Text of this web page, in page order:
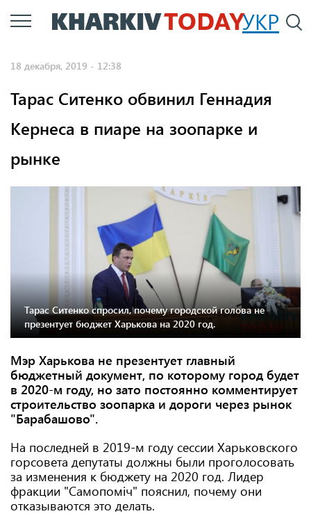
Перейти
к
УКР
18 декабря, 2019 - 12:38
Тарас Ситенко обвинил Геннадия
Кернеса в пиаре на зоопарке и
рынке
Тарас Ситенко спросил, почему городской голова не
презентует бюджет Харькова на 2020 год.
Мэр Харькова не презентует главный
бюджетный документ, по которому город будет
в 2020-м году, но зато постоянно комментирует
строительство зоопарка и дороги через рынок
"Барабашово".
На последней в 2019-м году сессии Харьковского
горсовета депутаты должны были проголосовать
за изменения к бюджету на 2020 год. Лидер
фракции "Самопоміч" пояснил, почему они
отказываются это делать.